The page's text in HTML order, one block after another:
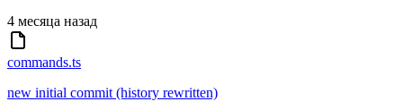
4 месяца назад
commands.ts
new initial commit (history rewritten)